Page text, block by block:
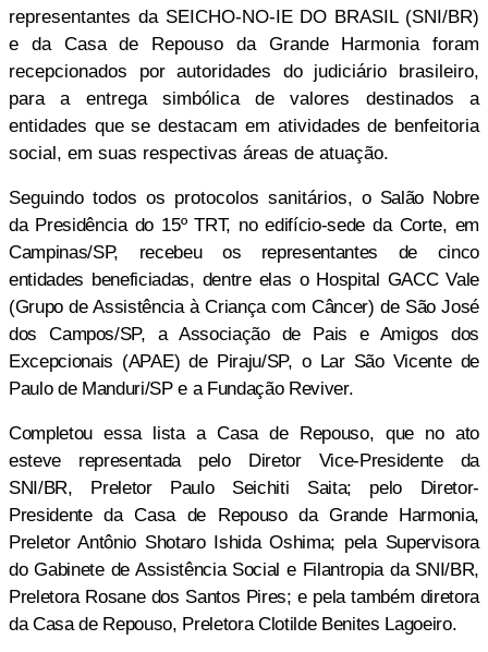
representantes da SEICHO-NO-IE DO BRASIL (SNI/BR)
e da Casa de Repouso da Grande Harmonia foram
recepcionados por autoridades do judiciário brasileiro,
para a entrega simbólica de valores destinados a
entidades que se destacam em atividades de benfeitoria
social, em suas respectivas áreas de atuação.
Seguindo todos os protocolos sanitários, o Salão Nobre
da Presidência do 15º TRT, no edifício-sede da Corte, em
Campinas/SP, recebeu os representantes de cinco
entidades beneficiadas, dentre elas o Hospital GACC Vale
(Grupo de Assistência à Criança com Câncer) de São José
dos Campos/SP, a Associação de Pais e Amigos dos
Excepcionais (APAE) de Piraju/SP, o Lar São Vicente de
Paulo de Manduri/SP e a Fundação Reviver.
Completou essa lista a Casa de Repouso, que no ato
esteve representada pelo Diretor Vice-Presidente da
SNI/BR, Preletor Paulo Seichiti Saita; pelo Diretor-
Presidente da Casa de Repouso da Grande Harmonia,
Preletor Antônio Shotaro Ishida Oshima; pela Supervisora
do Gabinete de Assistência Social e Filantropia da SNI/BR,
Preletora Rosane dos Santos Pires; e pela também diretora
da Casa de Repouso, Preletora Clotilde Benites Lagoeiro.